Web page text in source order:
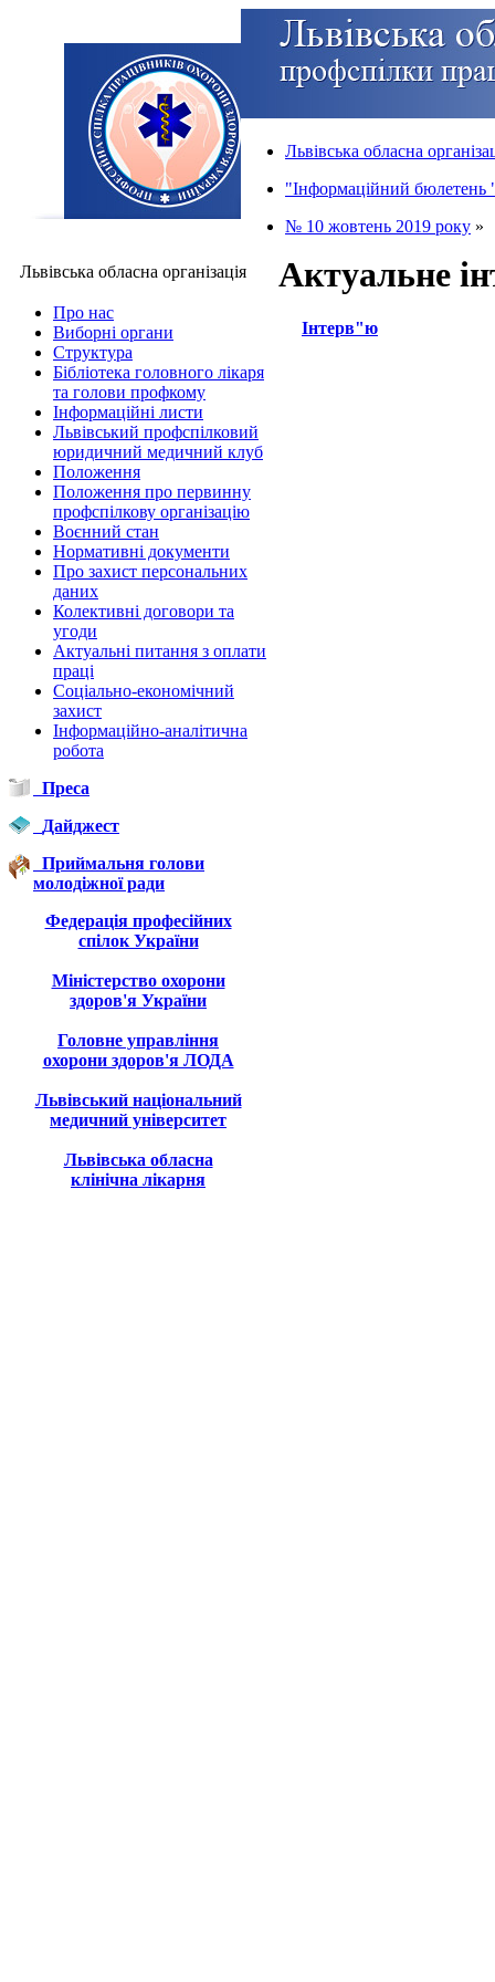
Львівська обласна
"Інформаційний бюлетень
№ 10 жовтень 2019 року »
Львівська обласна організація
Про нас
Виборні органи
Структура
Бібліотека головного лікаря
та голови профкому
Інформаційні листи
Львівський профспілковий
юридичний медичний клуб
Положення
Положення про первинну
профспілкову організацію
Воєнний стан
Нормативні документи
Про захист персональних
даних
Колективні договори та
угоди
Актуальні питання з оплати
праці
Соціально-економічний
захист
Інформаційно-аналітична
робота
Преса
Дайджест
Приймальня голови
молодіжної ради
Федерація професійних
спілок України
Міністерство охорони
здоров'я України
Головне управління
охорони здоров'я ЛОДА
Львівський національний
медичний університет
Львівська обласна
клінічна лікарня
Актуальне
Інтерв"ю